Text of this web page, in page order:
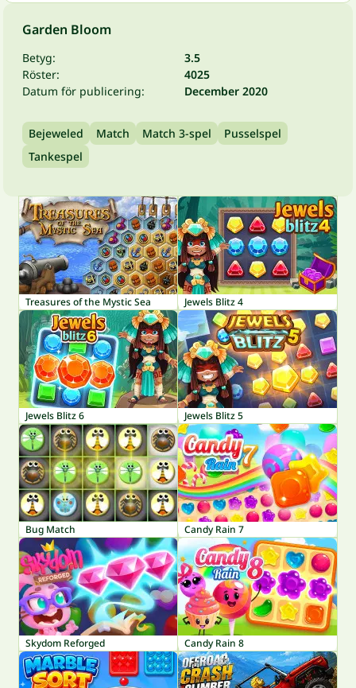
Garden Bloom
Betyg:
3.5
Röster:
4025
Datum för publicering:
December 2020
Bejeweled Match Match 3-spel
Pusselspel
Tankespel
Treasures of the Mystic Sea Jewels Blitz 4
Jewels Blitz 6 Jewels Blitz 5
Bug Match Candy Rain 7
Skydom Reforged Candy Rain 8